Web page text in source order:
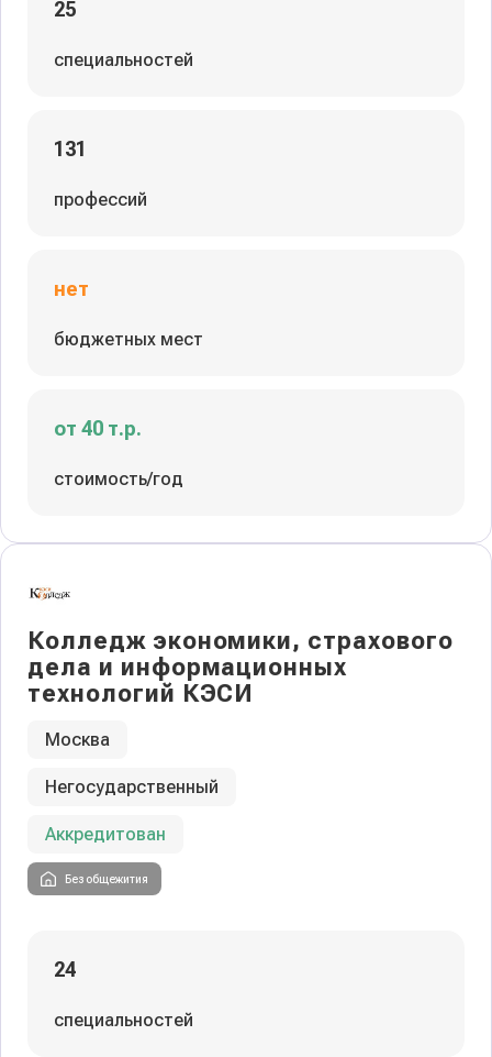
25
специальностей
131
профессий
нет
бюджетных мест
от 40 т.р.
стоимость/год
Колледж экономики, страхового
дела и информационных
технологий КЭСИ
Москва
Негосударственный
Аккредитован
Без общежития
24
специальностей